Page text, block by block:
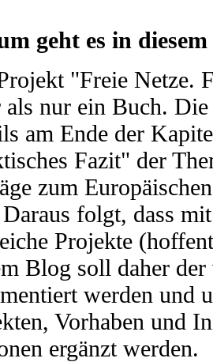
geht es in
"Freie Netze.
als nur ein Buch.
am Ende der
Fazit" der
zum
folgt, dass
Projekte
Blog soll daher
werden und
Vorhaben und
ergänzt werden.